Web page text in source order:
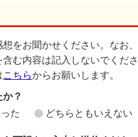
をお聞かせください。なお
む内容は記入しないでくださ
こちらからお願いします。
？
た どちらともいえない